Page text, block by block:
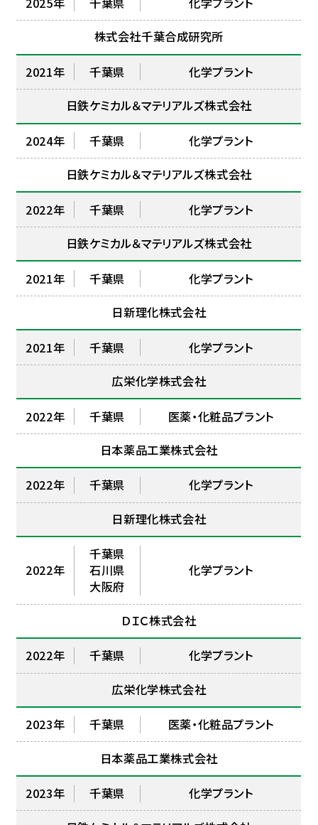
株式会社千葉合成研究所
2021年 千葉県
化学プラント
日鉄ケミカル＆マテリアルズ株式会社
2024年 千葉県
化学プラント
日鉄ケミカル＆マテリアルズ株式会社
2022年 千葉県
化学プラント
日鉄ケミカル＆マテリアルズ株式会社
2021年 千葉県
化学プラント
日新理化株式会社
2021年 千葉県
化学プラント
広栄化学株式会社
2022年 千葉県
医薬・化粧品プラント
日本薬品工業株式会社
2022年 千葉県
化学プラント
日新理化株式会社
2022年
千葉県
石川県
大阪府
化学プラント
ＤＩＣ株式会社
2022年 千葉県
化学プラント
広栄化学株式会社
2023年 千葉県
医薬・化粧品プラント
日本薬品工業株式会社
2023年 千葉県
化学プラント